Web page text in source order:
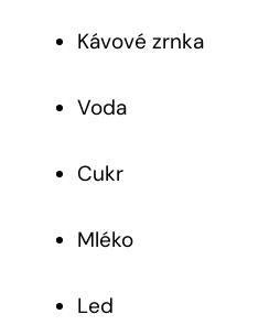
Kávové zrnka
Voda
Cukr
Mléko
Led